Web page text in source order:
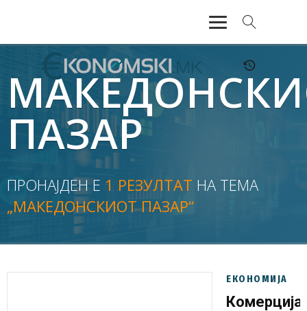
АКТУЕЛНО
ЕКОНОМИЈА
ФИНАНСИИ
БАНКАРСТВО
ЖИВОТ
МОЗАИК
ПАЗАР
ПРОНАЈДЕН Е 1 РЕЗУЛТАТ НА ТЕМА
„МАКЕДОНСКИОТ ПАЗАР“
ЕКОНОМИЈА